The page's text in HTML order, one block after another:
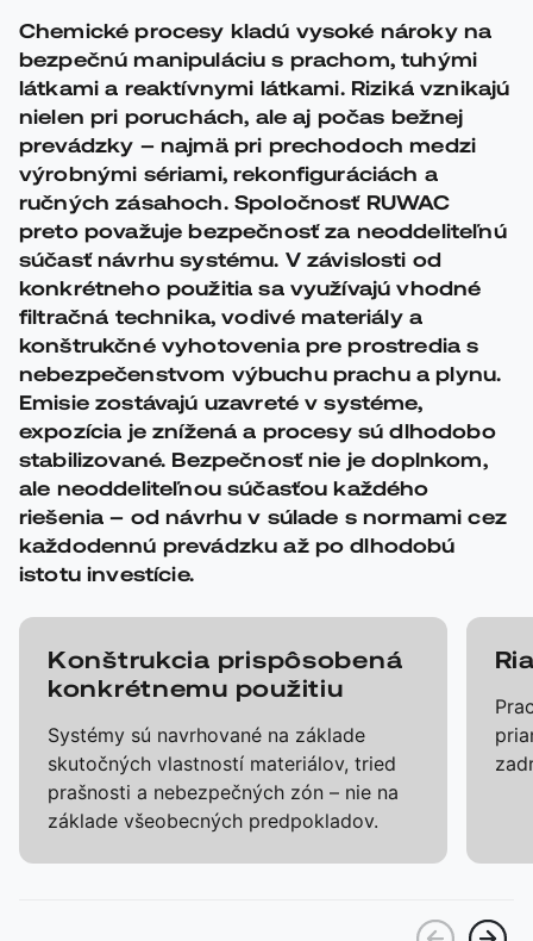
Chemické procesy kladú vysoké nároky na
bezpečnú manipuláciu s prachom, tuhými
látkami a reaktívnymi látkami. Riziká vznikajú
nielen pri poruchách, ale aj počas bežnej
prevádzky – najmä pri prechodoch medzi
výrobnými sériami, rekonfiguráciách a
ručných zásahoch. Spoločnosť RUWAC
preto považuje bezpečnosť za neoddeliteľnú
súčasť návrhu systému. V závislosti od
konkrétneho použitia sa využívajú vhodné
filtračná technika, vodivé materiály a
konštrukčné vyhotovenia pre prostredia s
nebezpečenstvom výbuchu prachu a plynu.
Emisie zostávajú uzavreté v systéme,
expozícia je znížená a procesy sú dlhodobo
stabilizované. Bezpečnosť nie je doplnkom,
ale neoddeliteľnou súčasťou každého
riešenia – od návrhu v súlade s normami cez
každodennú prevádzku až po dlhodobú
istotu investície.
Konštrukcia prispôsobená
konkrétnemu použitiu
Systémy sú navrhované na základe
skutočných vlastností materiálov, tried
prašnosti a nebezpečných zón – nie na
základe všeobecných predpokladov.